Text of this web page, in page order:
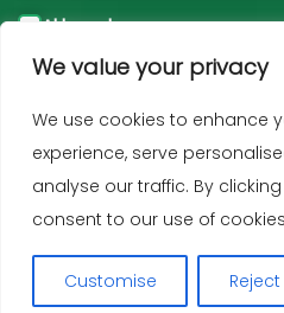
We value your privacy
We use cookies to enhance
experience, serve
analyse our traffic. By
consent to our use of
Customise Reject
Akkoord